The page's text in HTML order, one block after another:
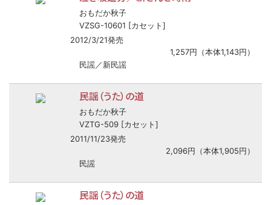
おもだか秋子
VZSG-10601 [カセット]
2012/3/21発売
1,257円（本体1,143円）
民謡／新民謡
民謡（うた）の道
おもだか秋子
VZTG-509 [カセット]
2011/11/23発売
2,096円（本体1,905円）
民謡
民謡（うた）の道